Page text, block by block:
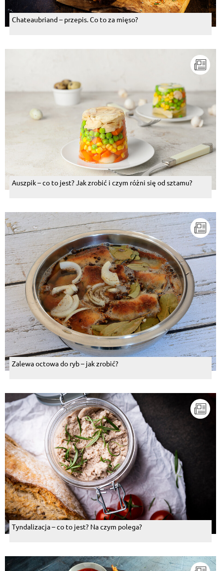
Chateaubriand – przepis. Co to za mięso?
Auszpik – co to jest? Jak zrobić i czym różni się od sztamu?
Zalewa octowa do ryb – jak zrobić?
Tyndalizacja – co to jest? Na czym polega?